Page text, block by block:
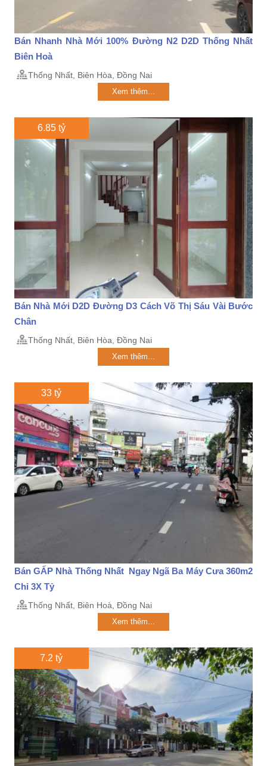
Bán Nhanh Nhà Mới 100% Đường N2 D2D Thống Nhất
Biên Hoà
Thống Nhất, Biên Hòa, Đồng Nai
Xem thêm...
6.85 tỷ
Bán Nhà Mới D2D Đường D3 Cách Võ Thị Sáu Vài Bước
Chân
Thống Nhất, Biên Hòa, Đồng Nai
Xem thêm...
33 tỷ
Bán GẤP Nhà Thống Nhất Ngay Ngã Ba Máy Cưa 360m2
Chỉ 3X Tỷ
Thống Nhất, Biên Hoà, Đồng Nai
Xem thêm...
7.2 tỷ